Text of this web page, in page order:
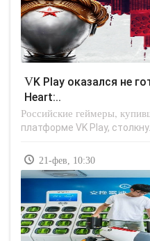
VK Play оказался не готов к выходу Atomiс
Heart:..
Российские геймеры,
платформе VK Play,
21-фев, 10:30